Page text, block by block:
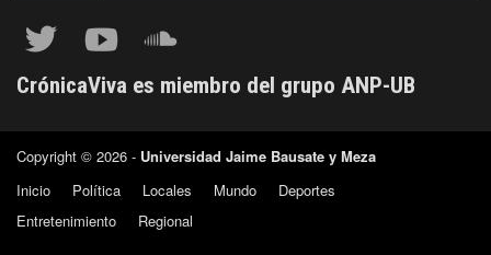
CrónicaViva es miembro del grupo ANP-UB
Copyright © 2026 - Universidad Jaime Bausate y Meza
Inicio
Política Locales Mundo
Deportes
Entretenimiento
Regional